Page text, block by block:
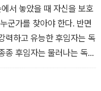
지는가? 마르첼 디스주스
몰락하는가: 국가는 어떻
에서 위 질문을 다루며, 현
.
서 놓았을 때 자신을 보호
군가를 찾아야 한다. 반면
력하고 유능한 후임자는 독
종 후임자는 물러나는 독재
한 독재자가 전임자보다 못
이다. 횃불을 넘겨주려는